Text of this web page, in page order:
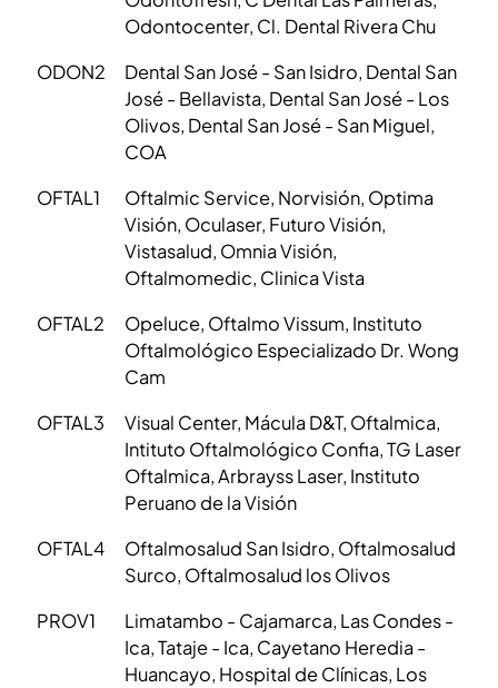
Odontocenter, Cl. Dental Rivera Chu
ODON2
Dental San José - San Isidro, Dental San
José - Bellavista, Dental San José - Los
Olivos, Dental San José - San Miguel,
COA
OFTAL1
Oftalmic Service, Norvisión, Optima
Visión, Oculaser, Futuro Visión,
Vistasalud, Omnia Visión,
Oftalmomedic, Clinica Vista
OFTAL2
Opeluce, Oftalmo Vissum, Instituto
Oftalmológico Especializado Dr. Wong
Cam
OFTAL3
Visual Center, Mácula D&T, Oftalmica,
Intituto Oftalmológico Confia, TG Laser
Oftalmica, Arbrayss Laser, Instituto
Peruano de la Visión
OFTAL4
Oftalmosalud San Isidro, Oftalmosalud
Surco, Oftalmosalud los Olivos
PROV1
Limatambo - Cajamarca, Las Condes -
Ica, Tataje - Ica, Cayetano Heredia -
Huancayo, Hospital de Clínicas, Los